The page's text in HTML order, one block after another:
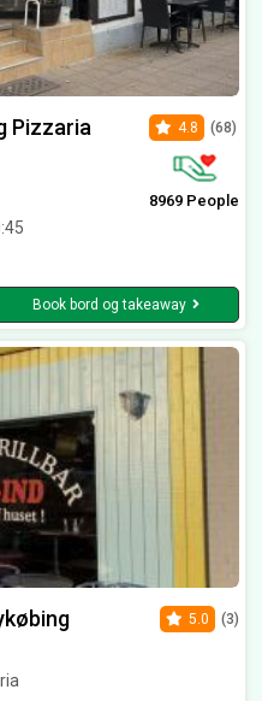
Pizzaria
4.8 (68)
8969 People
Book bord og takeaway
5.0 (3)